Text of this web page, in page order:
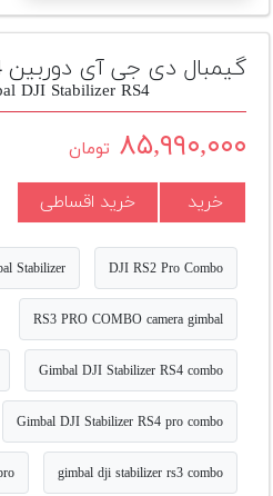
تجهیزات
مکث
پلاس
محصول
دست
لیست
قیمت
دوربین
بله
گیمبال دی جی آی دوربین RS4
DJI Stabilizer RS4
۸۵,۹۹۰,۰۰۰ تومان
خرید خرید اقساطی
DJI RS2 Pro Combo
Stabilizer
RS3 PRO COMBO camera gimbal
Gimbal DJI Stabilizer RS4 combo
Gimbal DJI Stabilizer RS4 pro combo
gimbal dji stabilizer rs3 combo